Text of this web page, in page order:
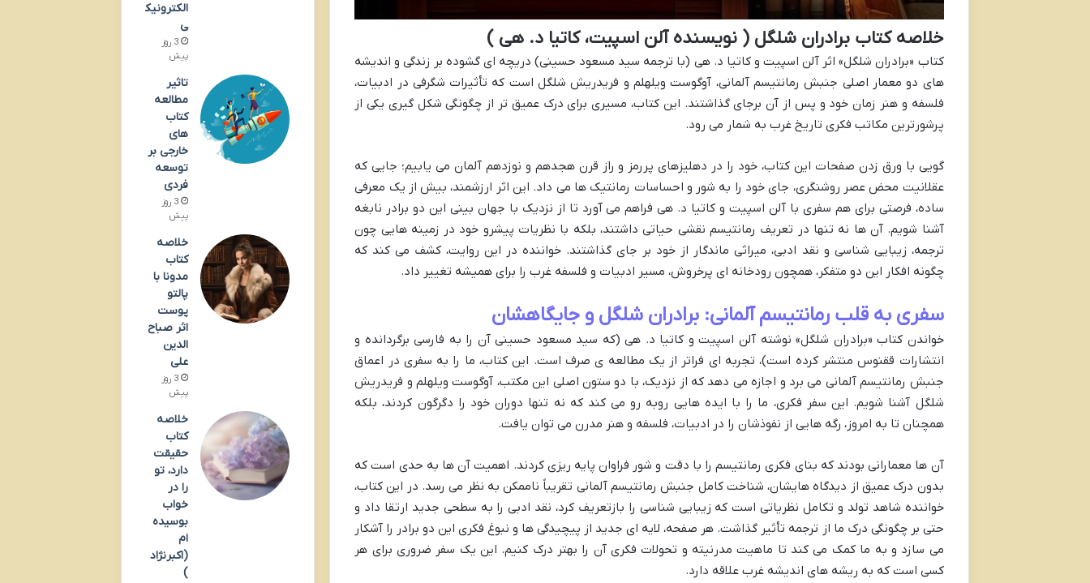
خلاصه کتاب برادران شلگل ( نویسنده آلن اسپیت، کاتیا د. هی )
کتاب «برادران شلگل» اثر آلن اسپیت و کاتیا د. هی (با ترجمه سید مسعود حسینی) دریچه ای گشوده بر زندگی و اندیشه
های دو معمار اصلی جنبش رمانتیسم آلمانی، آوگوست ویلهلم و فریدریش شلگل است که تأثیرات شگرفی در ادبیات،
فلسفه و هنر زمان خود و پس از آن برجای گذاشتند. این کتاب، مسیری برای درک عمیق تر از چگونگی شکل گیری یکی از
پرشورترین مکاتب فکری تاریخ غرب به شمار می رود.
گویی با ورق زدن صفحات این کتاب، خود را در دهلیزهای پررمز و راز قرن هجدهم و نوزدهم آلمان می یابیم؛ جایی که
عقلانیت محض عصر روشنگری، جای خود را به شور و احساسات رمانتیک ها می داد. این اثر ارزشمند، بیش از یک معرفی
ساده، فرصتی برای هم سفری با آلن اسپیت و کاتیا د. هی فراهم می آورد تا از نزدیک با جهان بینی این دو برادر نابغه
آشنا شویم. آن ها نه تنها در تعریف رمانتیسم نقشی حیاتی داشتند، بلکه با نظریات پیشرو خود در زمینه هایی چون
ترجمه، زیبایی شناسی و نقد ادبی، میراثی ماندگار از خود بر جای گذاشتند. خواننده در این روایت، کشف می کند که
چگونه افکار این دو متفکر، همچون رودخانه ای پرخروش، مسیر ادبیات و فلسفه غرب را برای همیشه تغییر داد.
سفری به قلب رمانتیسم آلمانی: برادران شلگل و جایگاهشان
خواندن کتاب «برادران شلگل» نوشته آلن اسپیت و کاتیا د. هی (که سید مسعود حسینی آن را به فارسی برگردانده و
انتشارات ققنوس منتشر کرده است)، تجربه ای فراتر از یک مطالعه ی صرف است. این کتاب، ما را به سفری در اعماق
جنبش رمانتیسم آلمانی می برد و اجازه می دهد که از نزدیک، با دو ستون اصلی این مکتب، آوگوست ویلهلم و فریدریش
شلگل آشنا شویم. این سفر فکری، ما را با ایده هایی روبه رو می کند که نه تنها دوران خود را دگرگون کردند، بلکه
همچنان تا به امروز، رگه هایی از نفوذشان را در ادبیات، فلسفه و هنر مدرن می توان یافت.
آن ها معمارانی بودند که بنای فکری رمانتیسم را با دقت و شور فراوان پایه ریزی کردند. اهمیت آن ها به حدی است که
بدون درک عمیق از دیدگاه هایشان، شناخت کامل جنبش رمانتیسم آلمانی تقریباً ناممکن به نظر می رسد. در این کتاب،
خواننده شاهد تولد و تکامل نظریاتی است که زیبایی شناسی را بازتعریف کرد، نقد ادبی را به سطحی جدید ارتقا داد و
حتی بر چگونگی درک ما از ترجمه تأثیر گذاشت. هر صفحه، لایه ای جدید از پیچیدگی ها و نبوغ فکری این دو برادر را آشکار
می سازد و به ما کمک می کند تا ماهیت مدرنیته و تحولات فکری آن را بهتر درک کنیم. این یک سفر ضروری برای هر
کسی است که به ریشه های اندیشه غرب علاقه دارد.
الکترونیک
ی
3 روز
پیش
تاثیر
مطالعه
کتاب
های
خارجی بر
توسعه
فردی
3 روز
پیش
خلاصه
کتاب
مدونا با
پالتو
پوست
اثر صباح
الدین
علی
3 روز
پیش
خلاصه
کتاب
حقیقت
دارد، تو
را در
خواب
بوسیده
ام
(اکبرنژاد
)